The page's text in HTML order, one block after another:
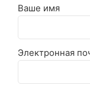
Ваше имя
Электронная